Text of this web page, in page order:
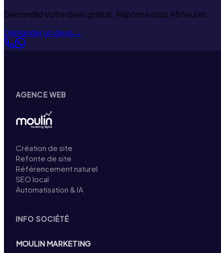
Demandez votre devis gratuit. Réponse sous 48 heures.
Demander un devis→
AGENCE WEB
Création de site
Refonte de site
Référencement naturel
SEO local
Automatisation & IA
INFO SOCIÉTÉ
MOULIN MARKETING